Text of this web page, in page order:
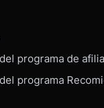
programa de
programa